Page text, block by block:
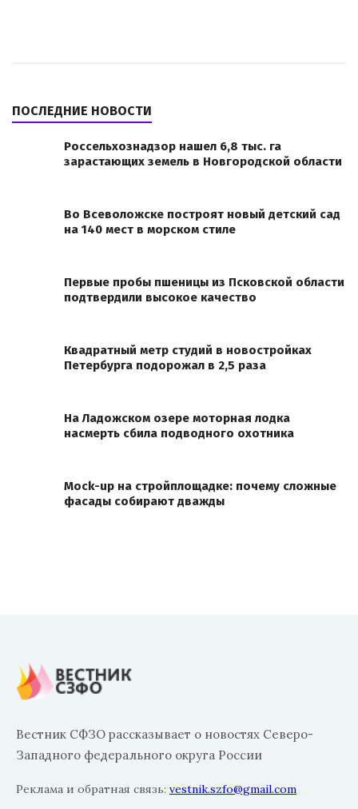
ПОСЛЕДНИЕ НОВОСТИ
Россельхознадзор нашел 6,8 тыс. га
зарастающих земель в Новгородской области
Во Всеволожске построят новый детский сад
на 140 мест в морском стиле
Первые пробы пшеницы из Псковской области
подтвердили высокое качество
Квадратный метр студий в новостройках
Петербурга подорожал в 2,5 раза
На Ладожском озере моторная лодка
насмерть сбила подводного охотника
Mock-up на стройплощадке: почему сложные
фасады собирают дважды
Вестник СФЗО рассказывает о новостях Северо-
Западного федерального округа России
Реклама и обратная связь: vestnik.szfo@gmail.com